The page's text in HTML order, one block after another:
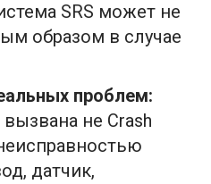
SRS может не
образом в случае
проблем:
не Crash
датчик,